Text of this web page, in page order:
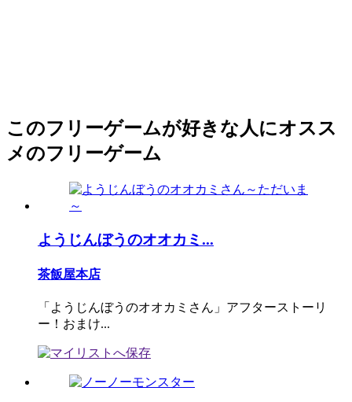
このフリーゲームが好きな人にオスス
メのフリーゲーム
ようじんぼうのオオカミ...
茶飯屋本店
「ようじんぼうのオオカミさん」アフターストーリ
ー！おまけ...